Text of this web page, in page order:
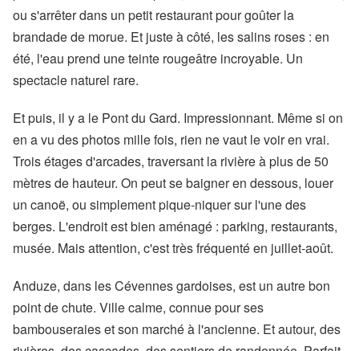
ou s'arrêter dans un petit restaurant pour goûter la
brandade de morue. Et juste à côté, les salins roses : en
été, l'eau prend une teinte rougeâtre incroyable. Un
spectacle naturel rare.
Et puis, il y a le Pont du Gard. Impressionnant. Même si on
en a vu des photos mille fois, rien ne vaut le voir en vrai.
Trois étages d'arcades, traversant la rivière à plus de 50
mètres de hauteur. On peut se baigner en dessous, louer
un canoë, ou simplement pique-niquer sur l'une des
berges. L'endroit est bien aménagé : parking, restaurants,
musée. Mais attention, c'est très fréquenté en juillet-août.
Anduze, dans les Cévennes gardoises, est un autre bon
point de chute. Ville calme, connue pour ses
bambouseraies et son marché à l'ancienne. Et autour, des